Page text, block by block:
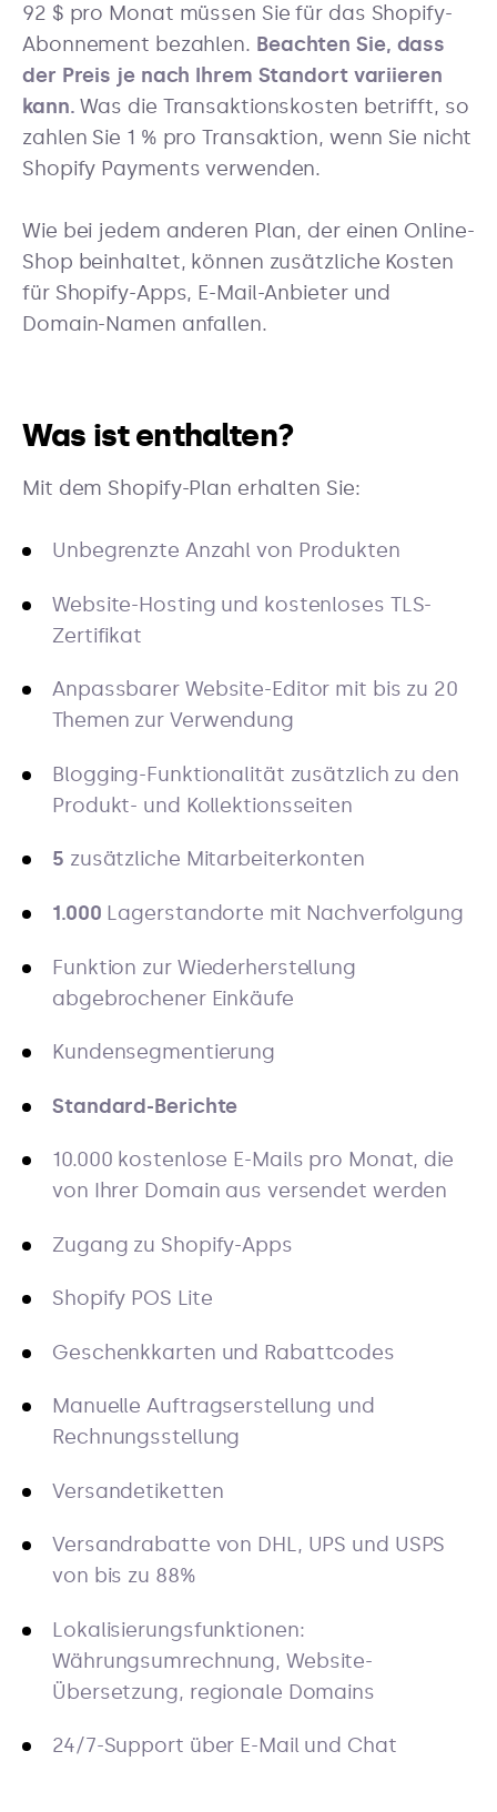
92 $ pro Monat müssen Sie für das Shopify-
Abonnement bezahlen. Beachten Sie, dass
der Preis je nach Ihrem Standort variieren
kann. Was die Transaktionskosten betrifft, so
zahlen Sie 1 % pro Transaktion, wenn Sie nicht
Shopify Payments verwenden.
Wie bei jedem anderen Plan, der einen Online-
Shop beinhaltet, können zusätzliche Kosten
für Shopify-Apps, E-Mail-Anbieter und
Domain-Namen anfallen.
Was ist enthalten?
Mit dem Shopify-Plan erhalten Sie:
Unbegrenzte Anzahl von Produkten
Website-Hosting und kostenloses TLS-
Zertifikat
Anpassbarer Website-Editor mit bis zu 20
Themen zur Verwendung
Blogging-Funktionalität zusätzlich zu den
Produkt- und Kollektionsseiten
5 zusätzliche Mitarbeiterkonten
1.000 Lagerstandorte mit Nachverfolgung
Funktion zur Wiederherstellung
abgebrochener Einkäufe
Kundensegmentierung
Standard-Berichte
10.000 kostenlose E-Mails pro Monat, die
von Ihrer Domain aus versendet werden
Zugang zu Shopify-Apps
Shopify POS Lite
Geschenkkarten und Rabattcodes
Manuelle Auftragserstellung und
Rechnungsstellung
Versandetiketten
Versandrabatte von DHL, UPS und USPS
von bis zu 88%
Lokalisierungsfunktionen:
Währungsumrechnung, Website-
Übersetzung, regionale Domains
24/7-Support über E-Mail und Chat